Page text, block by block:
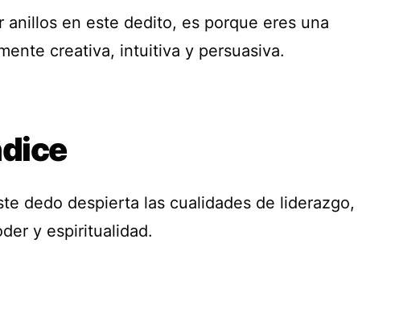
anillos en este dedito, es porque eres una
creativa, intuitiva y persuasiva.
dedo despierta las cualidades de liderazgo,
y espiritualidad.